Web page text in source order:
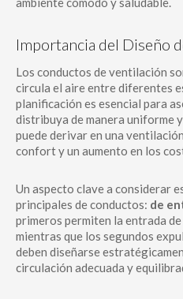
Importancia del Diseño
Los conductos de ventilación
circula el aire entre diferentes
planificación es esencial para
distribuya de manera uniforme
puede derivar en una
confort y un aumento en los
Un aspecto clave a considerar
principales de conductos: de
primeros permiten la entrada
mientras que los segundos
deben diseñarse
circulación adecuada y